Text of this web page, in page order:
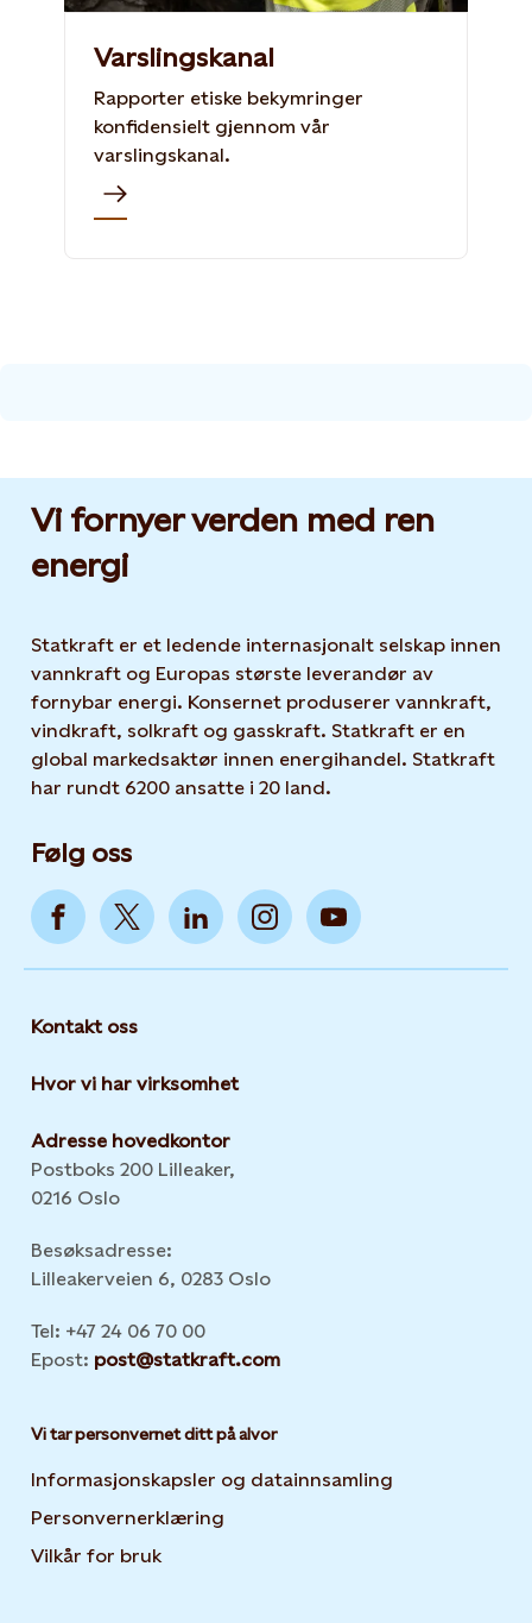
Varslingskanal
Rapporter etiske bekymringer
konfidensielt gjennom vår
varslingskanal.
Vi fornyer verden med ren
energi
Statkraft er et ledende internasjonalt selskap innen
vannkraft og Europas største leverandør av
fornybar energi. Konsernet produserer vannkraft,
vindkraft, solkraft og gasskraft. Statkraft er en
global markedsaktør innen energihandel. Statkraft
har rundt 6200 ansatte i 20 land.
Følg oss
Kontakt oss
Hvor vi har virksomhet
Adresse hovedkontor
Postboks 200 Lilleaker,
0216 Oslo
Besøksadresse:
Lilleakerveien 6, 0283 Oslo
Tel: +47 24 06 70 00
Epost: post@statkraft.com
Vi tar personvernet ditt på alvor
Informasjonskapsler og datainnsamling
Personvernerklæring
Vilkår for bruk